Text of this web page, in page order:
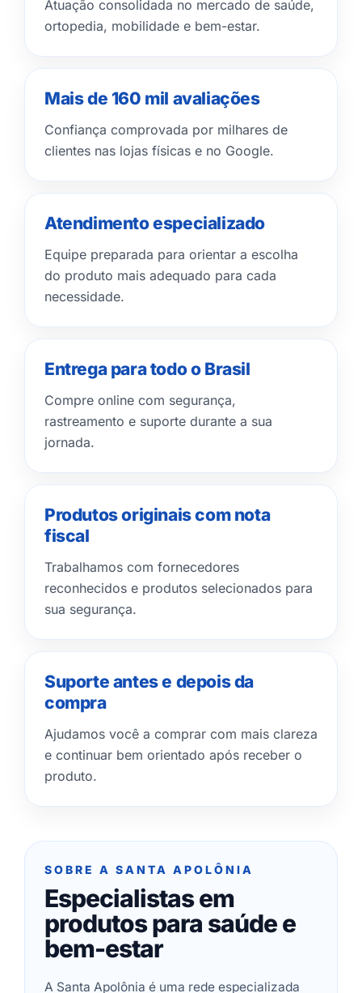
Atuação consolidada no mercado de saúde,
ortopedia, mobilidade e bem-estar.
Mais de 160 mil avaliações
Confiança comprovada por milhares de
clientes nas lojas físicas e no Google.
Atendimento especializado
Equipe preparada para orientar a escolha
do produto mais adequado para cada
necessidade.
Entrega para todo o Brasil
Compre online com segurança,
rastreamento e suporte durante a sua
jornada.
Produtos originais com nota
fiscal
Trabalhamos com fornecedores
reconhecidos e produtos selecionados para
sua segurança.
Suporte antes e depois da
compra
Ajudamos você a comprar com mais clareza
e continuar bem orientado após receber o
produto.
SOBRE A SANTA APOLÔNIA
Especialistas em
produtos para saúde e
bem-estar
A Santa Apolônia é uma rede especializada